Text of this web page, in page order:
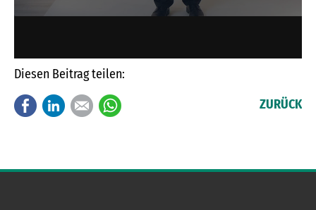
Diesen Beitrag teilen:
FacebookLinkedInE-mail ZURÜCK